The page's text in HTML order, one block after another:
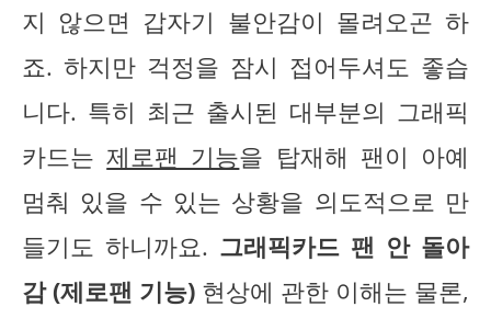
지 않으면 갑자기 불안감이 몰려오곤 하
죠. 하지만 걱정을 잠시 접어두셔도 좋습
니다. 특히 최근 출시된 대부분의 그래픽
카드는제로팬 기능을 탑재해 팬이 아예
멈춰 있을 수 있는 상황을 의도적으로 만
들기도 하니까요. 그래픽카드 팬 안 돌아
감 (제로팬 기능) 현상에 관한 이해는 물론,